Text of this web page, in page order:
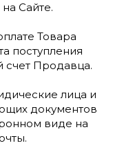
Сайте.
Товара
поступления
счет Продавца.
лица и
документов
виде на